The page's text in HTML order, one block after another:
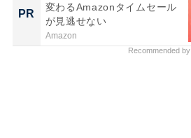
PR
変わるAmazonタイムセール
が見逃せない
Amazon
Recommended by